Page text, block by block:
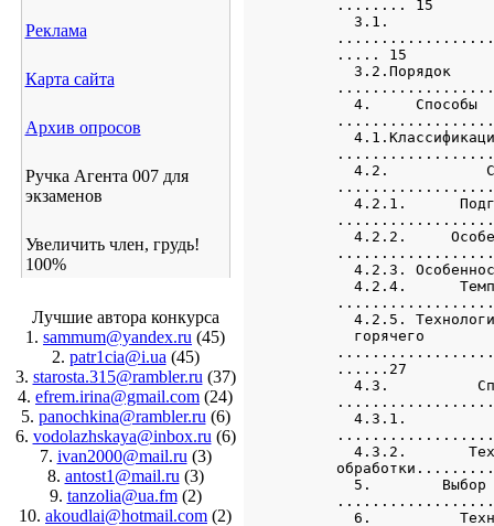
Реклама
Карта сайта
Архив опросов
Ручка Агента 007 для
экзаменов
Увеличить член, грудь!
100%
Лучшие автора конкурса
1. sammum@yandex.ru (45)
2. patr1cia@i.ua (45)
3. starosta.315@rambler.ru (37)
4. efrem.irina@gmail.com (24)
5. panochkina@rambler.ru (6)
6. vodolazhskaya@inbox.ru (6)
7. ivan2000@mail.ru (3)
8. antost1@mail.ru (3)
9. tanzolia@ua.fm (2)
10. akoudlai@hotmail.com (2)